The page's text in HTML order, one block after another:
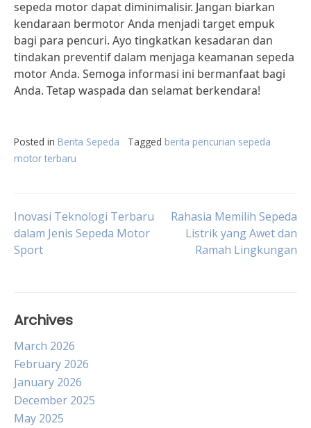
sepeda motor dapat diminimalisir. Jangan biarkan
kendaraan bermotor Anda menjadi target empuk
bagi para pencuri. Ayo tingkatkan kesadaran dan
tindakan preventif dalam menjaga keamanan sepeda
motor Anda. Semoga informasi ini bermanfaat bagi
Anda. Tetap waspada dan selamat berkendara!
Posted in Berita Sepeda Tagged berita pencurian sepeda
motor terbaru
Post
navigation
Inovasi Teknologi Terbaru
dalam Jenis Sepeda Motor
Sport
Rahasia Memilih Sepeda
Listrik yang Awet dan
Ramah Lingkungan
Archives
March 2026
February 2026
January 2026
December 2025
May 2025